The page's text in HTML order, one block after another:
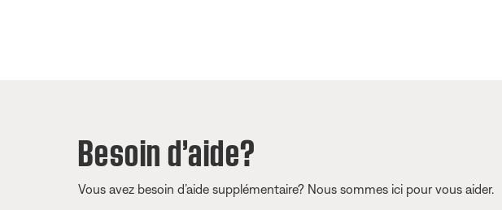
Besoin d’aide?
Vous avez besoin d’aide supplémentaire? Nous sommes ici pour vous aider.